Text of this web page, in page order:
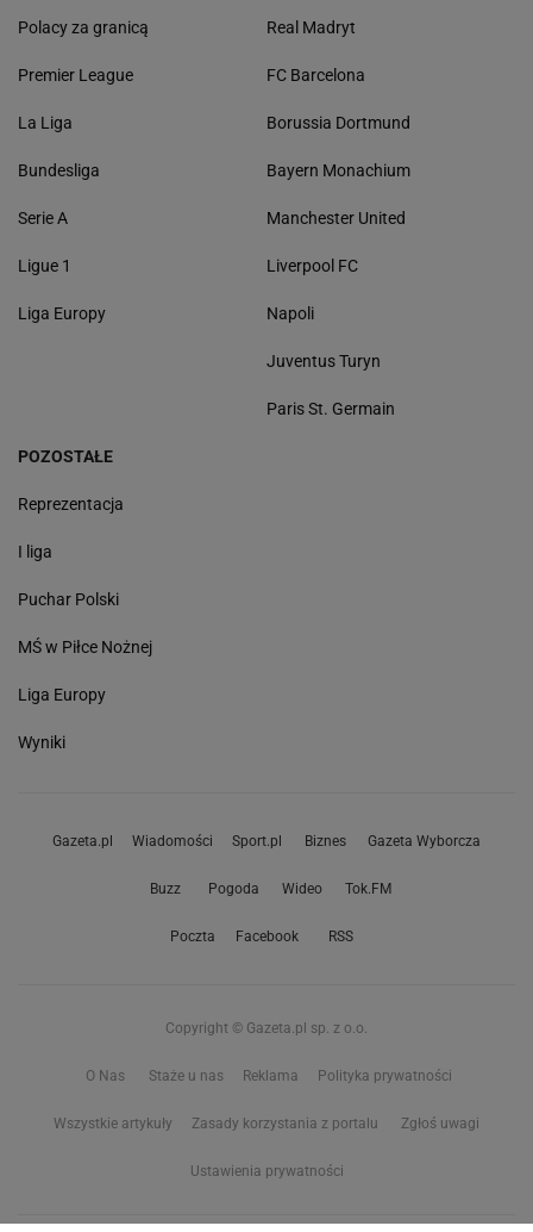
Polacy za granicą
Premier League
La Liga
Bundesliga
Serie A
Ligue 1
Liga Europy
Real Madryt
FC Barcelona
Borussia Dortmund
Bayern Monachium
Manchester United
Liverpool FC
Napoli
Juventus Turyn
Paris St. Germain
POZOSTAŁE
Reprezentacja
I liga
Puchar Polski
MŚ w Piłce Nożnej
Liga Europy
Wyniki
Gazeta.pl Wiadomości Sport.pl Biznes Gazeta Wyborcza
Buzz Pogoda Wideo Tok.FM
Poczta Facebook RSS
Copyright © Gazeta.pl sp. z o.o.
O Nas Staże u nas Reklama Polityka prywatności
Wszystkie artykuły Zasady korzystania z portalu Zgłoś uwagi
Ustawienia prywatności